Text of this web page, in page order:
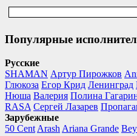
Популярные
Русские
SHAMAN Артур Пирожков
Глюкоза Егор Крид Ленинград
Нюша Валерия Полина
RASA Сергей Лазарев
Зарубежные
50 Cent Arash Ariana Grande